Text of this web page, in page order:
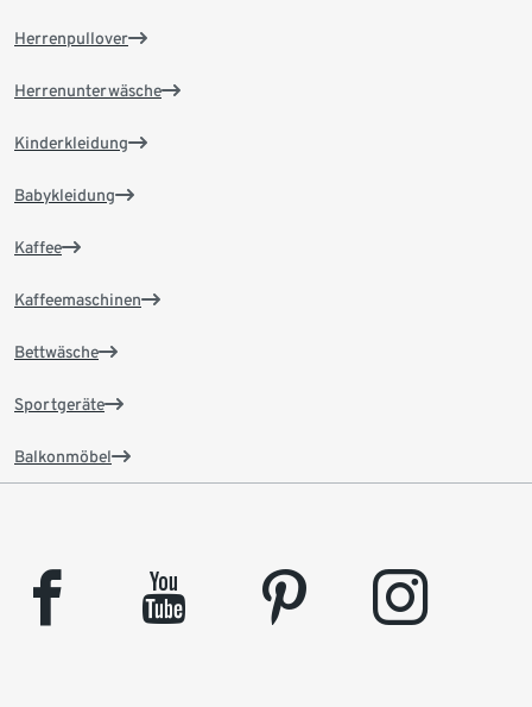
Herrenpullover
Herrenunterwäsche
Kinderkleidung
Babykleidung
Kaffee
Kaffeemaschinen
Bettwäsche
Sportgeräte
Balkonmöbel
facebook youtube pinterest instagram